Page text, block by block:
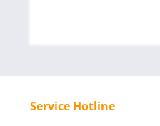
Service Hotline